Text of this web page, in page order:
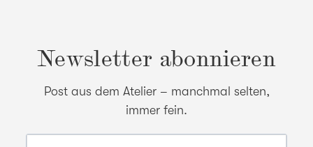
Newsletter abonnieren
Post aus dem Atelier – manchmal selten,
immer fein.